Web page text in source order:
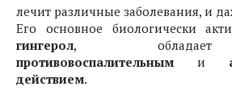
лечит различные заболевания, и
Его основное биологически
гингерол,
противовоспалительным и
действием.